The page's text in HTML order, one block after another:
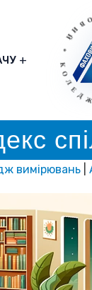
*
вимірювань